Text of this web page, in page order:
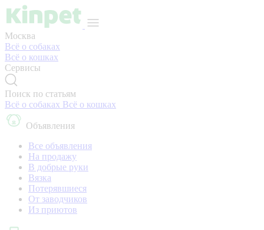
Москва
Всё о собаках
Всё о кошках
Сервисы
Поиск по статьям
Всё о собаках Всё о кошках
Объявления
Все объявления
На продажу
В добрые руки
Вязка
Потерявшиеся
От заводчиков
Из приютов